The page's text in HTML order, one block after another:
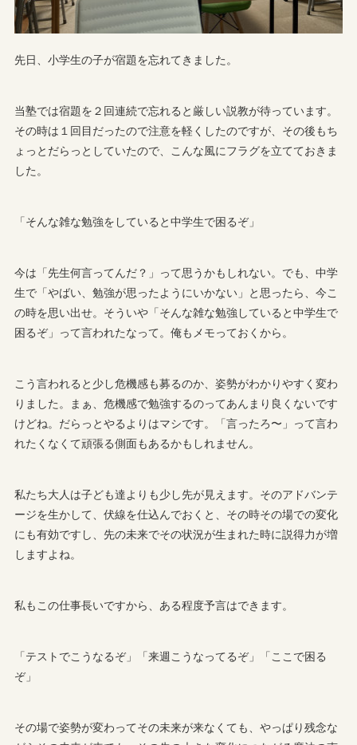
先日、小学生の子が宿題を忘れてきました。
当塾では宿題を２回連続で忘れると厳しい説教が待っています。
その時は１回目だったので注意を軽くしたのですが、その後もち
ょっとだらっとしていたので、こんな風にフラグを立てておきま
した。
「そんな雑な勉強をしていると中学生で困るぞ」
今は「先生何言ってんだ？」って思うかもしれない。でも、中学
生で「やばい、勉強が思ったようにいかない」と思ったら、今こ
の時を思い出せ。そういや「そんな雑な勉強していると中学生で
困るぞ」って言われたなって。俺もメモっておくから。
こう言われると少し危機感も募るのか、姿勢がわかりやすく変わ
りました。まぁ、危機感で勉強するのってあんまり良くないです
けどね。だらっとやるよりはマシです。「言ったろ〜」って言わ
れたくなくて頑張る側面もあるかもしれません。
私たち大人は子ども達よりも少し先が見えます。そのアドバンテ
ージを生かして、伏線を仕込んでおくと、その時その場での変化
にも有効ですし、先の未来でその状況が生まれた時に説得力が増
しますよね。
私もこの仕事長いですから、ある程度予言はできます。
「テストでこうなるぞ」「来週こうなってるぞ」「ここで困る
ぞ」
その場で姿勢が変わってその未来が来なくても、やっぱり残念な